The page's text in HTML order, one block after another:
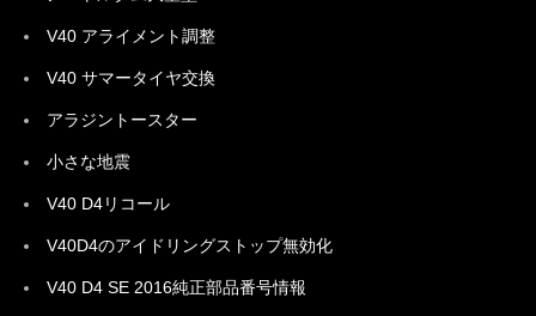
V40 アライメント調整
V40 サマータイヤ交換
アラジントースター
小さな地震
V40 D4リコール
V40D4のアイドリングストップ無効化
V40 D4 SE 2016純正部品番号情報